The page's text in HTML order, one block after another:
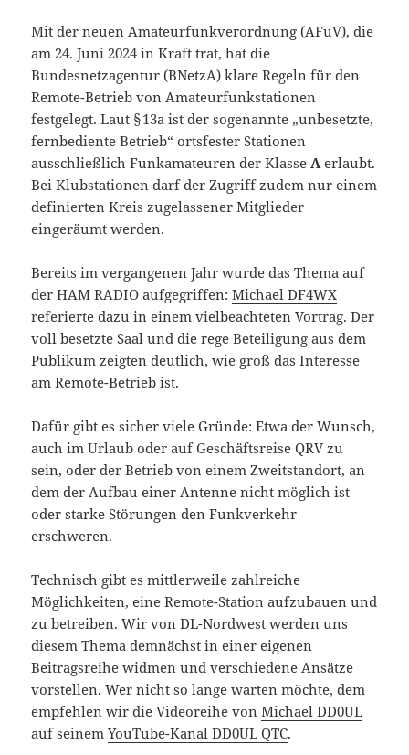
Mit der neuen Amateurfunkverordnung (AFuV), die
am 24. Juni 2024 in Kraft trat, hat die
Bundesnetzagentur (BNetzA) klare Regeln für den
Remote-Betrieb von Amateurfunkstationen
festgelegt. Laut § 13a ist der sogenannte „unbesetzte,
fernbediente Betrieb“ ortsfester Stationen
ausschließlich Funkamateuren der Klasse A erlaubt.
Bei Klubstationen darf der Zugriff zudem nur einem
definierten Kreis zugelassener Mitglieder
eingeräumt werden.
Bereits im vergangenen Jahr wurde das Thema auf
der HAM RADIO aufgegriffen:Michael DF4WX
referierte dazu in einem vielbeachteten Vortrag. Der
voll besetzte Saal und die rege Beteiligung aus dem
Publikum zeigten deutlich, wie groß das Interesse
am Remote-Betrieb ist.
Dafür gibt es sicher viele Gründe: Etwa der Wunsch,
auch im Urlaub oder auf Geschäftsreise QRV zu
sein, oder der Betrieb von einem Zweitstandort, an
dem der Aufbau einer Antenne nicht möglich ist
oder starke Störungen den Funkverkehr
erschweren.
Technisch gibt es mittlerweile zahlreiche
Möglichkeiten, eine Remote-Station aufzubauen und
zu betreiben. Wir von DL-Nordwest werden uns
diesem Thema demnächst in einer eigenen
Beitragsreihe widmen und verschiedene Ansätze
vorstellen. Wer nicht so lange warten möchte, dem
empfehlen wir die Videoreihe vonMichael DD0UL
auf seinemYouTube-Kanal DD0UL QTC.